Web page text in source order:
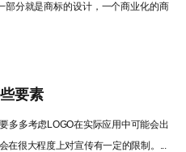
部分就是商标的设计，一个商业化的商
要素
多多考虑LOGO在实际应用中可能会出
在很大程度上对宣传有一定的限制。...